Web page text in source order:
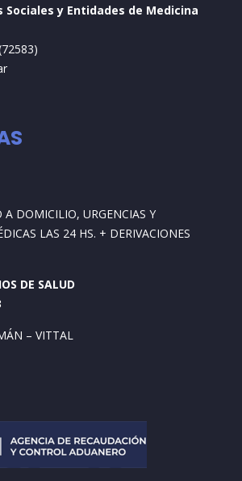
Sociales y Entidades de Medicina
A DOMICILIO, URGENCIAS Y
LAS 24 HS. + DERIVACIONES
DE SALUD
– VITTAL